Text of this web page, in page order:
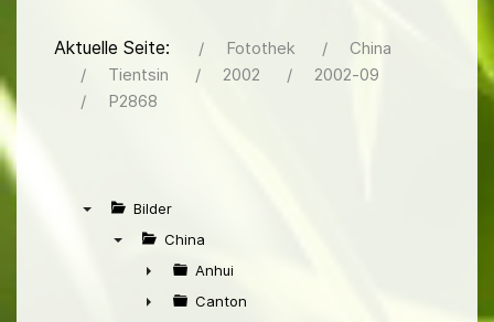
Aktuelle Seite: Fotothek
China
Tientsin
2002
2002-09
P2868
Bilder
China
►
Anhui
Canton